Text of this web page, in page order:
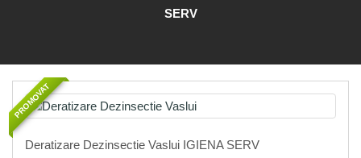
SERV
PROMOVAT
Deratizare Dezinsectie Vaslui IGIENA SERV